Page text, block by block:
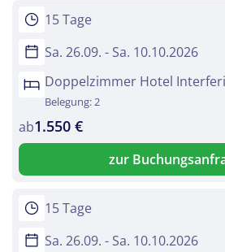
15 Tage
Sa. 26.09. - Sa. 10.10.2026
Doppelzimmer Hotel
Belegung: 2
ab1.550 €
zur
15 Tage
Sa. 26.09. - Sa. 10.10.2026